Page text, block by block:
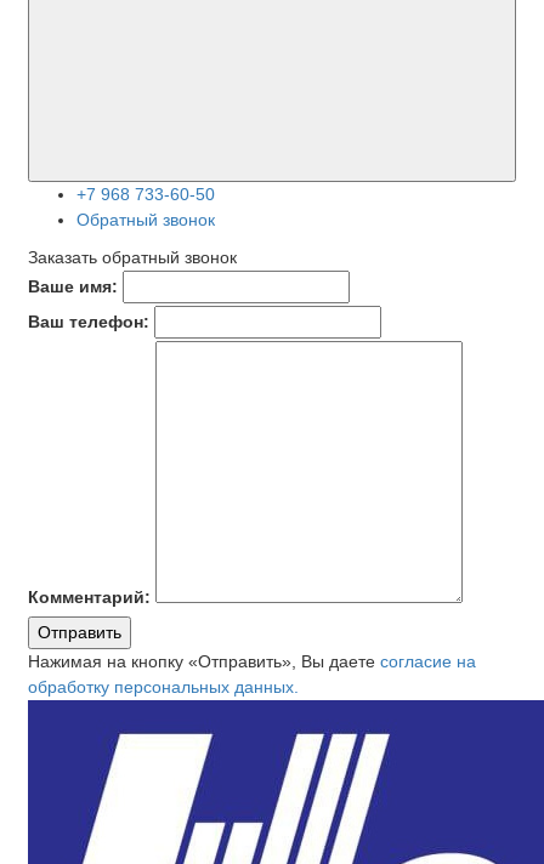
+7 968 733-60-50
Обратный звонок
Заказать обратный звонок
Ваше имя:
Ваш телефон:
Комментарий:
Отправить
Нажимая на кнопку «Отправить», Вы даете согласие на
обработку персональных данных.